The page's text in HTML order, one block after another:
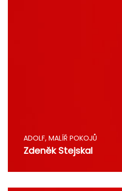
ADOLF, MALÍŘ POKOJŮ
Zdeněk Stejskal